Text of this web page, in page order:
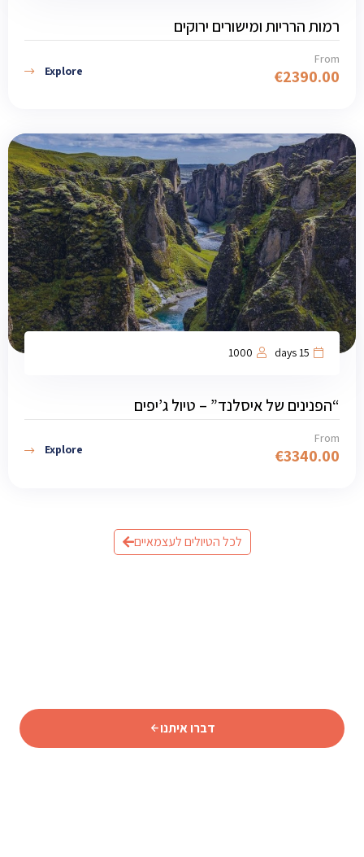
רמות הרריות ומישורים ירוקים
From
€2390.00
Explore
15 days
1000
“הפנינים של איסלנד” – טיול ג’יפים
From
€3340.00
Explore
לכל הטיולים לעצמאיים
דברו איתנו